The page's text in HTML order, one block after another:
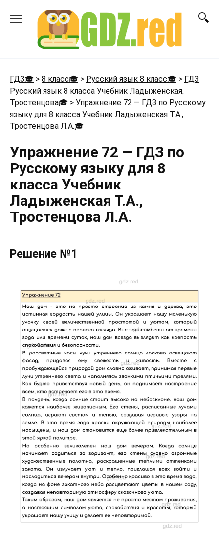
ГДЗ🎓 > 8 класс🎓 > Русский язык 8 класс🎓 > ГДЗ
Русский язык 8 класса Учебник Ладыженская,
Тростенцова🎓 > Упражнение 72 — ГДЗ по Русскому
языку для 8 класса Учебник Ладыженская Т.А.,
Тростенцова Л.А.🎓
Упражнение 72 — ГДЗ по
Русскому языку для 8
класса Учебник
Ладыженская Т.А.,
Тростенцова Л.А.
Решение №1